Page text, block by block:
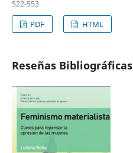
522-553
PDF
HTML
Reseñas Bibliográficas